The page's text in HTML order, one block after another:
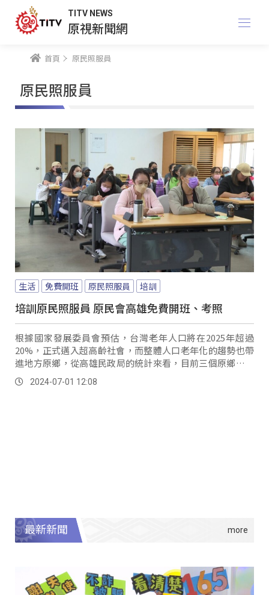
TITV NEWS
原視新聞網
首頁 原民照服員
原民照服員
生活 免費開班 原民照服員 培訓
培訓原民照服員 原民會高雄免費開班、考照
根據國家發展委員會預估，台灣老年人口將在2025年超過
20%，正式邁入超高齡社會，而整體人口老年化的趨勢也帶
進地方原鄉，從高雄民政局的統計來看，目前三個原鄉，茂
林、桃源、那瑪夏的老年人口比也都超過10%，原鄉人口的
老化伴隨著就是長照工作人力的需求增加。
2024-07-01 12:08
最新新聞